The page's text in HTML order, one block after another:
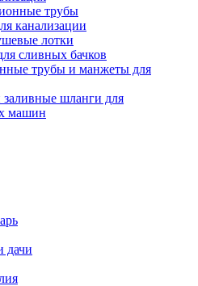
трубы
канализации
лотки
сливных бачков
трубы и манжеты для
шланги для
машин
дачи